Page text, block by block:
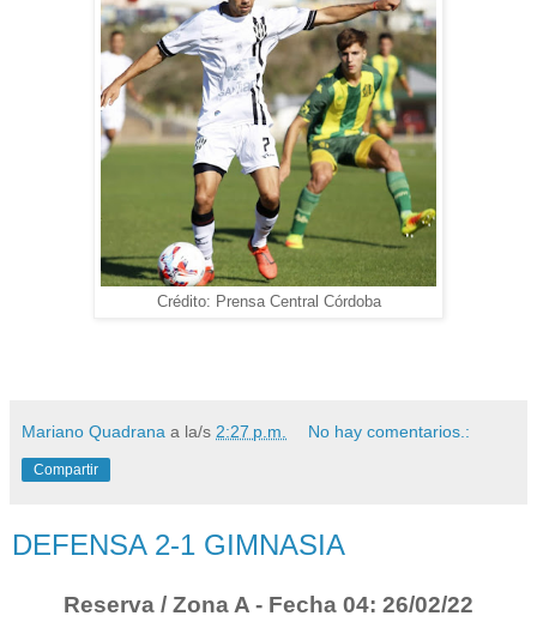
Crédito: Prensa Central Córdoba
Mariano Quadrana a la/s 2:27 p.m. No hay comentarios.:
Compartir
DEFENSA 2-1 GIMNASIA
Reserva / Zona A - Fecha 04: 26/02/22